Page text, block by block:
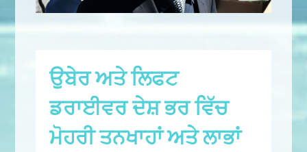
ਉਬੇਰ ਅਤੇ ਲਿਫਟ
ਡਰਾਈਵਰ ਦੇਸ਼ ਭਰ ਵਿੱਚ
ਮੋਹਰੀ ਤਨਖਾਹਾਂ ਅਤੇ ਲਾਭਾਂ